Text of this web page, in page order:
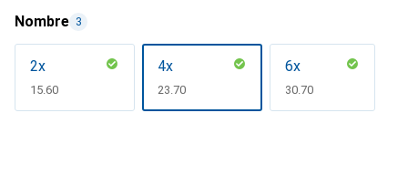
Nombre 3
2x
CHF
15.60
4x
CHF
23.70
6x
CHF
30.70